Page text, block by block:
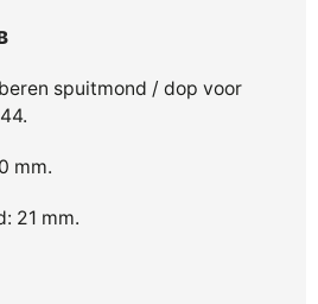
spuitmond / dop voor
mm.
21 mm.